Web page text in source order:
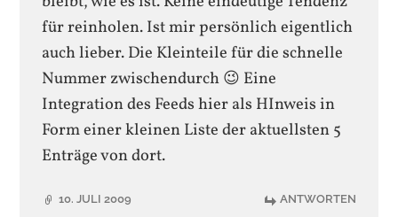
für reinholen. Ist mir persönlich eigentlich
auch lieber. Die Kleinteile für die schnelle
Nummer zwischendurch 😉 Eine
Integration des Feeds hier als HInweis in
Form einer kleinen Liste der aktuellsten 5
Enträge von dort.
10. JULI 2009 ANTWORTEN